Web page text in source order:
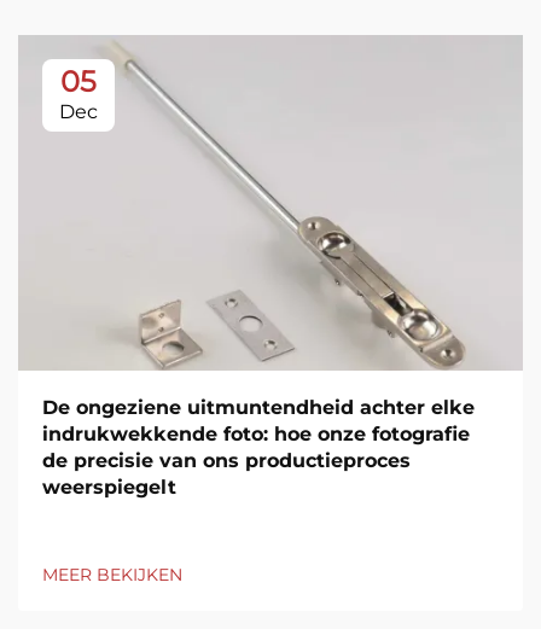
05
Dec
De ongeziene uitmuntendheid achter elke
indrukwekkende foto: hoe onze fotografie
de precisie van ons productieproces
weerspiegelt
MEER BEKIJKEN